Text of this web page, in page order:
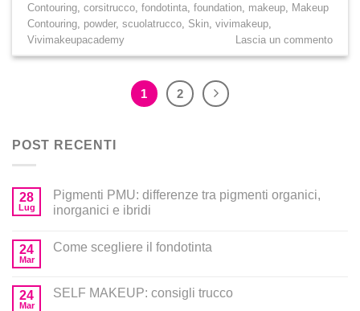
Contouring ,corsitrucco ,fondotinta ,foundation makeup
Makeup
Contouring powder,scuolatrucco Skin ,vivimakeup
Vivimakeupacademy
Lascia un commento
1 2
POST RECENTI
28
Lug
Pigmenti PMU: differenze tra pigmenti organici,
inorganici e ibridi
24
Mar
Come scegliere il fondotinta
24
Mar
SELF MAKEUP: consigli trucco